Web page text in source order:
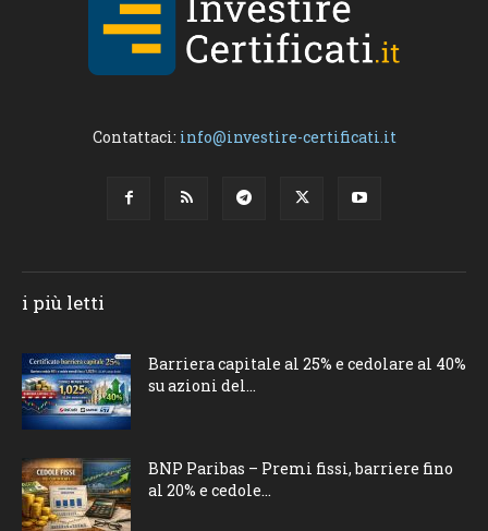
Contattaci: info@investire-certificati.it
i più letti
Barriera capitale al 25% e cedolare al 40%
su azioni del...
BNP Paribas – Premi fissi, barriere fino
al 20% e cedole...